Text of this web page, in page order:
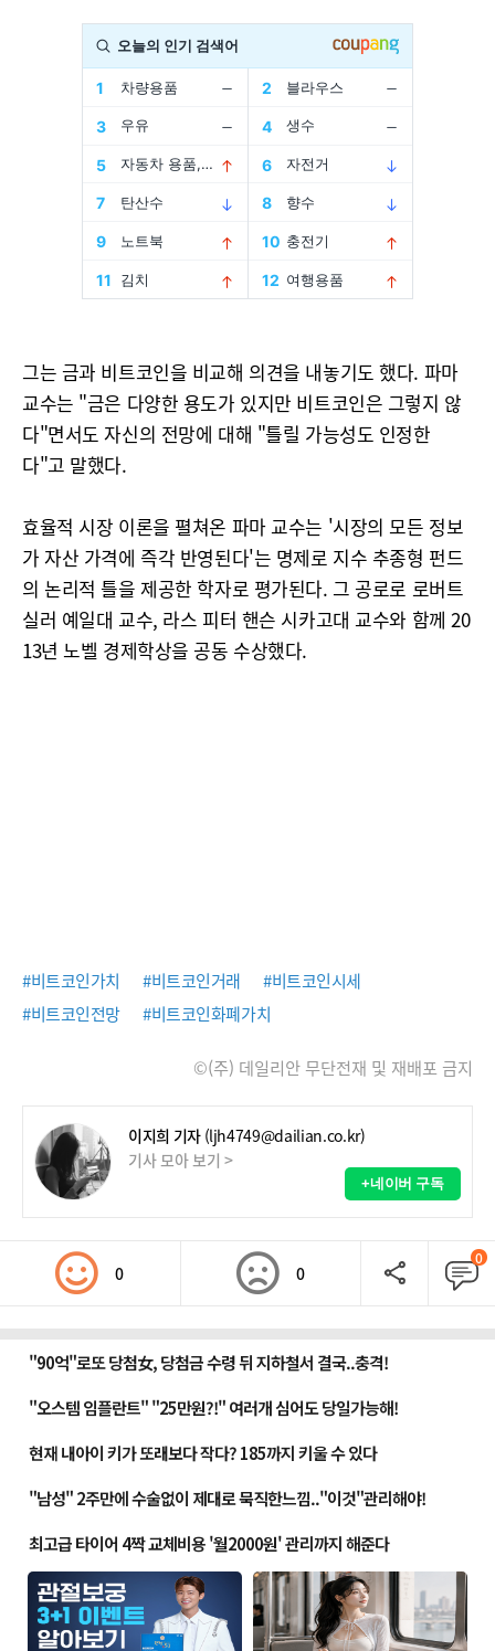
그는 금과 비트코인을 비교해 의견을 내놓기도 했다. 파마
교수는 "금은 다양한 용도가 있지만 비트코인은 그렇지 않
다"면서도 자신의 전망에 대해 "틀릴 가능성도 인정한
다"고 말했다.
효율적 시장 이론을 펼쳐온 파마 교수는 '시장의 모든 정보
가 자산 가격에 즉각 반영된다'는 명제로 지수 추종형 펀드
의 논리적 틀을 제공한 학자로 평가된다. 그 공로로 로버트
실러 예일대 교수, 라스 피터 핸슨 시카고대 교수와 함께 20
13년 노벨 경제학상을 공동 수상했다.
#비트코인가치 #비트코인거래
#비트코인시세
#비트코인전망
#비트코인화폐가치
©(주) 데일리안 무단전재 및 재배포 금지
이지희 기자 (ljh4749@dailian.co.kr)
기사 모아 보기 >
+네이버 구독
0 0
0